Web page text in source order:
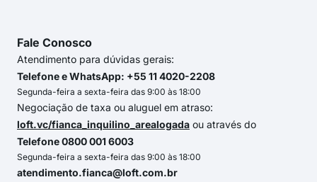
Fale Conosco
Atendimento para dúvidas gerais:
Telefone e WhatsApp: +55 11 4020-2208
Segunda-feira a sexta-feira das 9:00 às 18:00
Negociação de taxa ou aluguel em atraso:
loft.vc/fianca_inquilino_arealogada ou através do
Telefone 0800 001 6003
Segunda-feira a sexta-feira das 9:00 às 18:00
atendimento.fianca@loft.com.br